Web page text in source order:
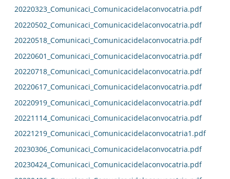
20220323_Comunicaci_Comunicacidelaconvocatria.pdf
20220502_Comunicaci_Comunicacidelaconvocatria.pdf
20220518_Comunicaci_Comunicacidelaconvocatria.pdf
20220601_Comunicaci_Comunicacidelaconvocatria.pdf
20220718_Comunicaci_Comunicacidelaconvocatria.pdf
20220617_Comunicaci_Comunicacidelaconvocatria.pdf
20220919_Comunicaci_Comunicacidelaconvocatria.pdf
20221114_Comunicaci_Comunicacidelaconvocatria.pdf
20221219_Comunicaci_Comunicacidelaconvocatria1.pdf
20230306_Comunicaci_Comunicacidelaconvocatria.pdf
20230424_Comunicaci_Comunicacidelaconvocatria.pdf